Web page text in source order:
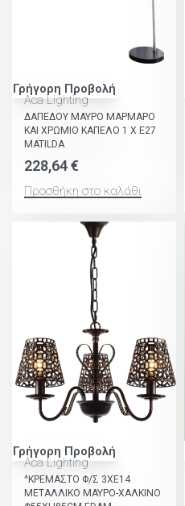
Γρήγορη Προβολή
Aca Lighting
ΔΑΠΕΔΟΥ ΜΑΥΡΟ ΜΑΡΜΑΡΟ
ΚΑΙ ΧΡΩΜΙΟ ΚΑΠΕΛΟ 1 Χ Ε27
MATILDA
228,64€
Προσθήκη στο καλάθι
Γρήγορη Προβολή
Aca Lighting
^ΚΡΕΜΑΣΤΟ Φ/Σ 3ΧΕ14
ΜΕΤΑΛΛΙΚΟ ΜΑΥΡΟ-ΧΑΛΚΙΝΟ